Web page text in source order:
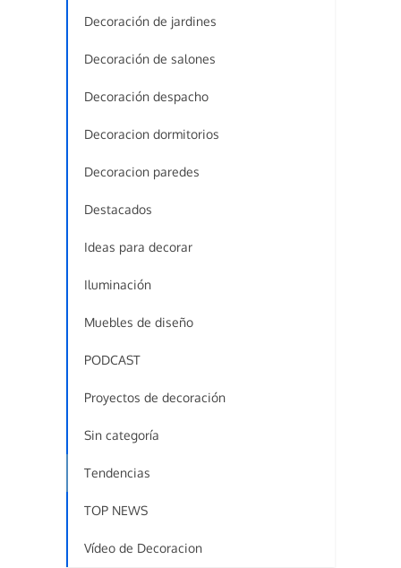
Decoración de jardines
Decoración de salones
Decoración despacho
Decoracion dormitorios
Decoracion paredes
Destacados
Ideas para decorar
Iluminación
Muebles de diseño
PODCAST
Proyectos de decoración
Sin categoría
Tendencias
TOP NEWS
Vídeo de Decoracion